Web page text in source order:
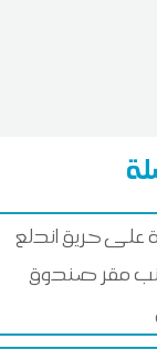
حريق اندلع
مقر صندوق